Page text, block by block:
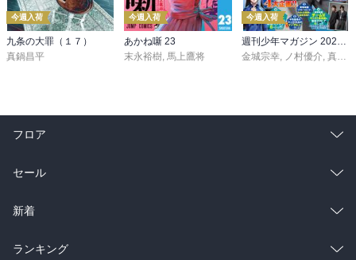
今週入荷
九条の大罪（１７）
真鍋昌平
今週入荷
あかね噺 23
末永裕樹, 馬上鷹将
今週入荷
週刊少年マガジン 2026年36・37号[2026年8月5日発売]
金城宗幸, ノ村優介, 真島ヒロ
フロア
総合
ラノベ
雑誌・グラビア
セール
総合
ラノベ
新着
総合
ランキング